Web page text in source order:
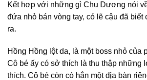
Kết hợp với những gì Chu Dương nói
đứa nhỏ bán vòng tay, có lẽ cậu đã biết
ra.
Hồng Hồng lột da, là một boss nhỏ của
Cô bé ấy có sở thích là thu thập những
thích. Cô bé còn có hẳn một địa bàn